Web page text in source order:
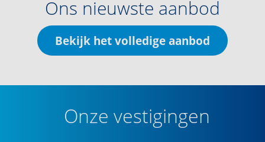
Ons nieuwste aanbod
Bekijk het volledige aanbod
Onze vestigingen